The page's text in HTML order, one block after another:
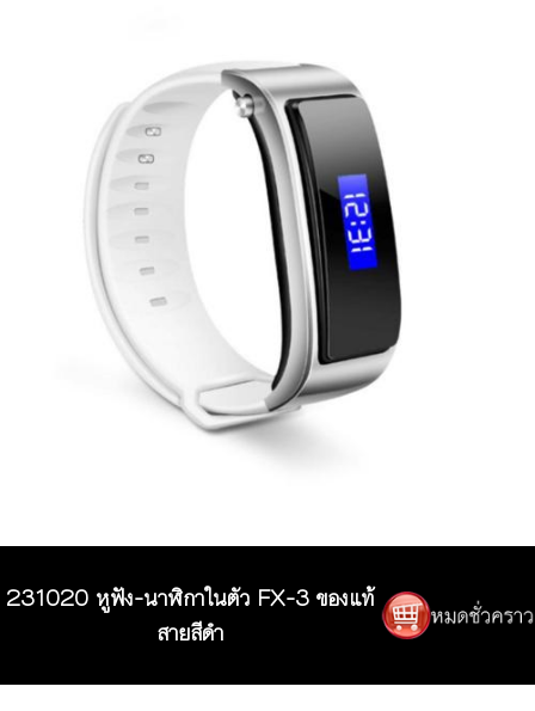
231020 หูฟัง-นาฬิกาในตัว FX-3 ของแท้
สายสีดำ